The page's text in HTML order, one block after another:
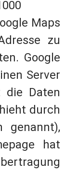
Maps
zu
Google
Server
die Daten
durch
genannt),
hat